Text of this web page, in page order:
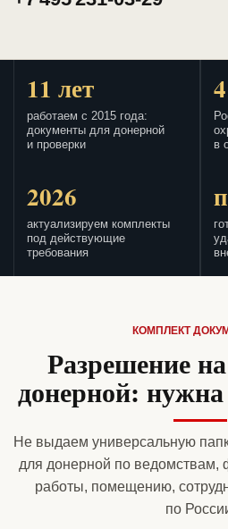
11 лет
работаем с 2015 года:
документы для донерной
и проверки
в
2026
актуализируем комплекты
под действующие
требования
КОМПЛЕКТ
Разрешение
донерной:
Не выдаем универсальную
для донерной по ведомствам,
работы, помещению,
по